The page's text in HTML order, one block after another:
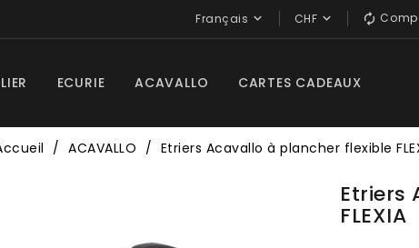

CHF 
Français 
ECURIE ACAVALLO CARTES CADEAUX
ACAVALLO Etriers Acavallo à plancher flexible
Etriers
FLEXIA